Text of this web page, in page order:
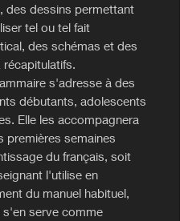
des dessins permettant
tel ou tel fait
des schémas et des
s'adresse à des
débutants, adolescents
Elle les accompagnera
premières semaines
du français, soit
l'utilise en
du manuel habituel,
serve comme